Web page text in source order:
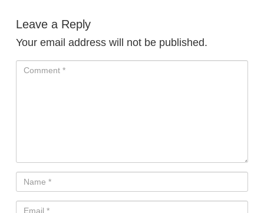
Leave a Reply
Your email address will not be published.